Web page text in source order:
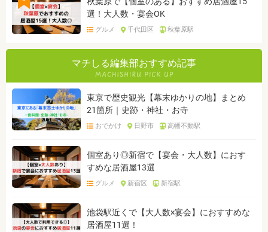
選！大人数・宴会OK
グルメ 千代田区 秋葉原駅
マチしる編集部おすすめ記事
東京で歴史観光【幕末ゆかりの地】まとめ
21箇所｜史跡・神社・お寺
おでかけ 日野市 高幡不動駅
個室あり◎新宿で【宴会・大人数】におす
すめな居酒屋13選
グルメ 新宿区 新宿駅
池袋駅近くで【大人数×宴会】におすすめな
居酒屋11選！